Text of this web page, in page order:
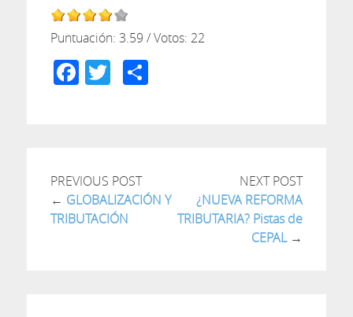
Puntuación: 3.59 / Votos: 22
Facebook
TwitterCompartir
PREVIOUS POST
← GLOBALIZACIÓN Y
TRIBUTACIÓN
NEXT POST
¿NUEVA REFORMA
TRIBUTARIA? Pistas de
CEPAL→